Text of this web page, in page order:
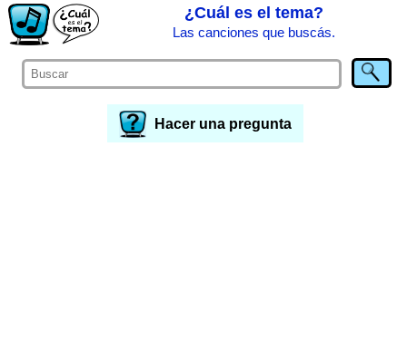
¿Cuál es el tema?
Las canciones que buscás.
Hacer una pregunta